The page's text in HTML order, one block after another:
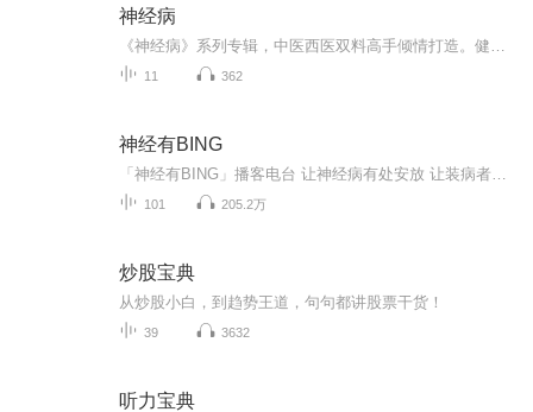
神经病
11 362
神经有BING
101 205.2万
炒股宝典
从炒股小白，到趋势王道，句句都讲股票干货！
39 3632
听力宝典